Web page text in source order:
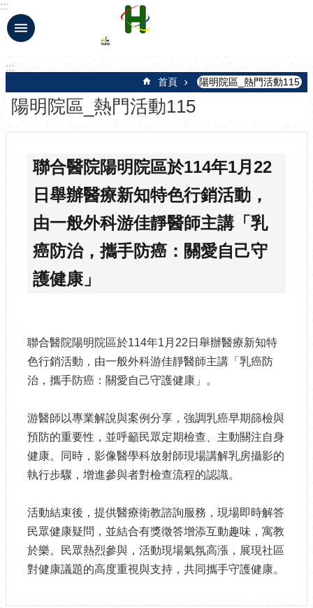
跳到主要內容區塊
:::
:::
首頁 陽明院區_熱門活動115
陽明院區_熱門活動115
聯合醫院陽明院區於114年1月22
日舉辦醫療新知特色行銷活動，
由一般外科游佳靜醫師主講「乳
癌防治，攜手防癌：關愛自己守
護健康」
聯合醫院陽明院區於114年1月22日舉辦醫療新知特
色行銷活動，由一般外科游佳靜醫師主講「乳癌防
治，攜手防癌：關愛自己守護健康」。
游醫師以專業解說與案例分享，強調乳癌早期篩檢與
預防的重要性，並呼籲民眾定期檢查、主動關注自身
健康。同時，影像醫學科放射師現場講解乳房攝影的
執行步驟，增進參與者對檢查流程的認識。
活動結束後，提供醫療衛教諮詢服務，現場即時解答
民眾健康疑問，並結合有獎徵答增添互動趣味，寓教
於樂。民眾熱烈參與，活動現場氣氛高漲，展現社區
對健康議題的高度重視與支持，共同攜手守護健康。